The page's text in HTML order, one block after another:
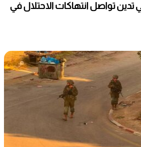
تدين تواصل انتهاكات الاحتلال في